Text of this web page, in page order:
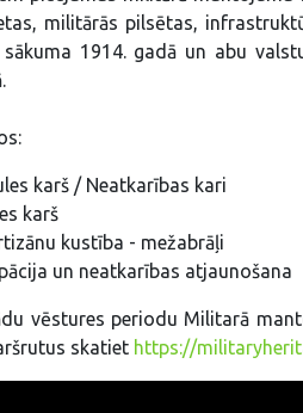
militārās pilsētas,
1914. gadā un abu
karš / Neatkarības kari
karš
kustība - mežabrāļi
un neatkarības atjaunošana
vēstures periodu Militarā
skatiet https://